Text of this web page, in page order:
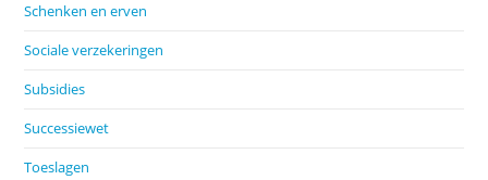
Schenken en erven
Sociale verzekeringen
Subsidies
Successiewet
Toeslagen